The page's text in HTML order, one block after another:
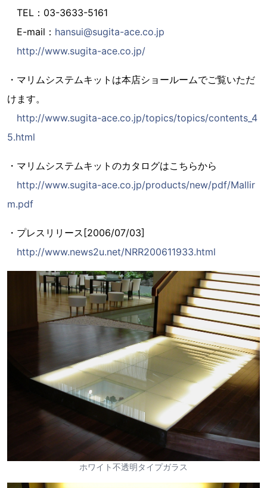
TEL：03-3633-5161
E-mail： hansui@sugita-ace.co.jp
http://www.sugita-ace.co.jp/
・マリムシステムキットは本店ショールームでご覧いただ
けます。
http://www.sugita-ace.co.jp/topics/topics/contents_4
5.html
・マリムシステムキットのカタログはこちらから
http://www.sugita-ace.co.jp/products/new/pdf/Mallir
m.pdf
・プレスリリース[2006/07/03]
http://www.news2u.net/NRR200611933.html
ホワイト不透明タイプガラス